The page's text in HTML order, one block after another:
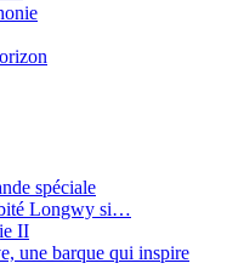
spéciale
Longwy si…
II
une barque qui inspire